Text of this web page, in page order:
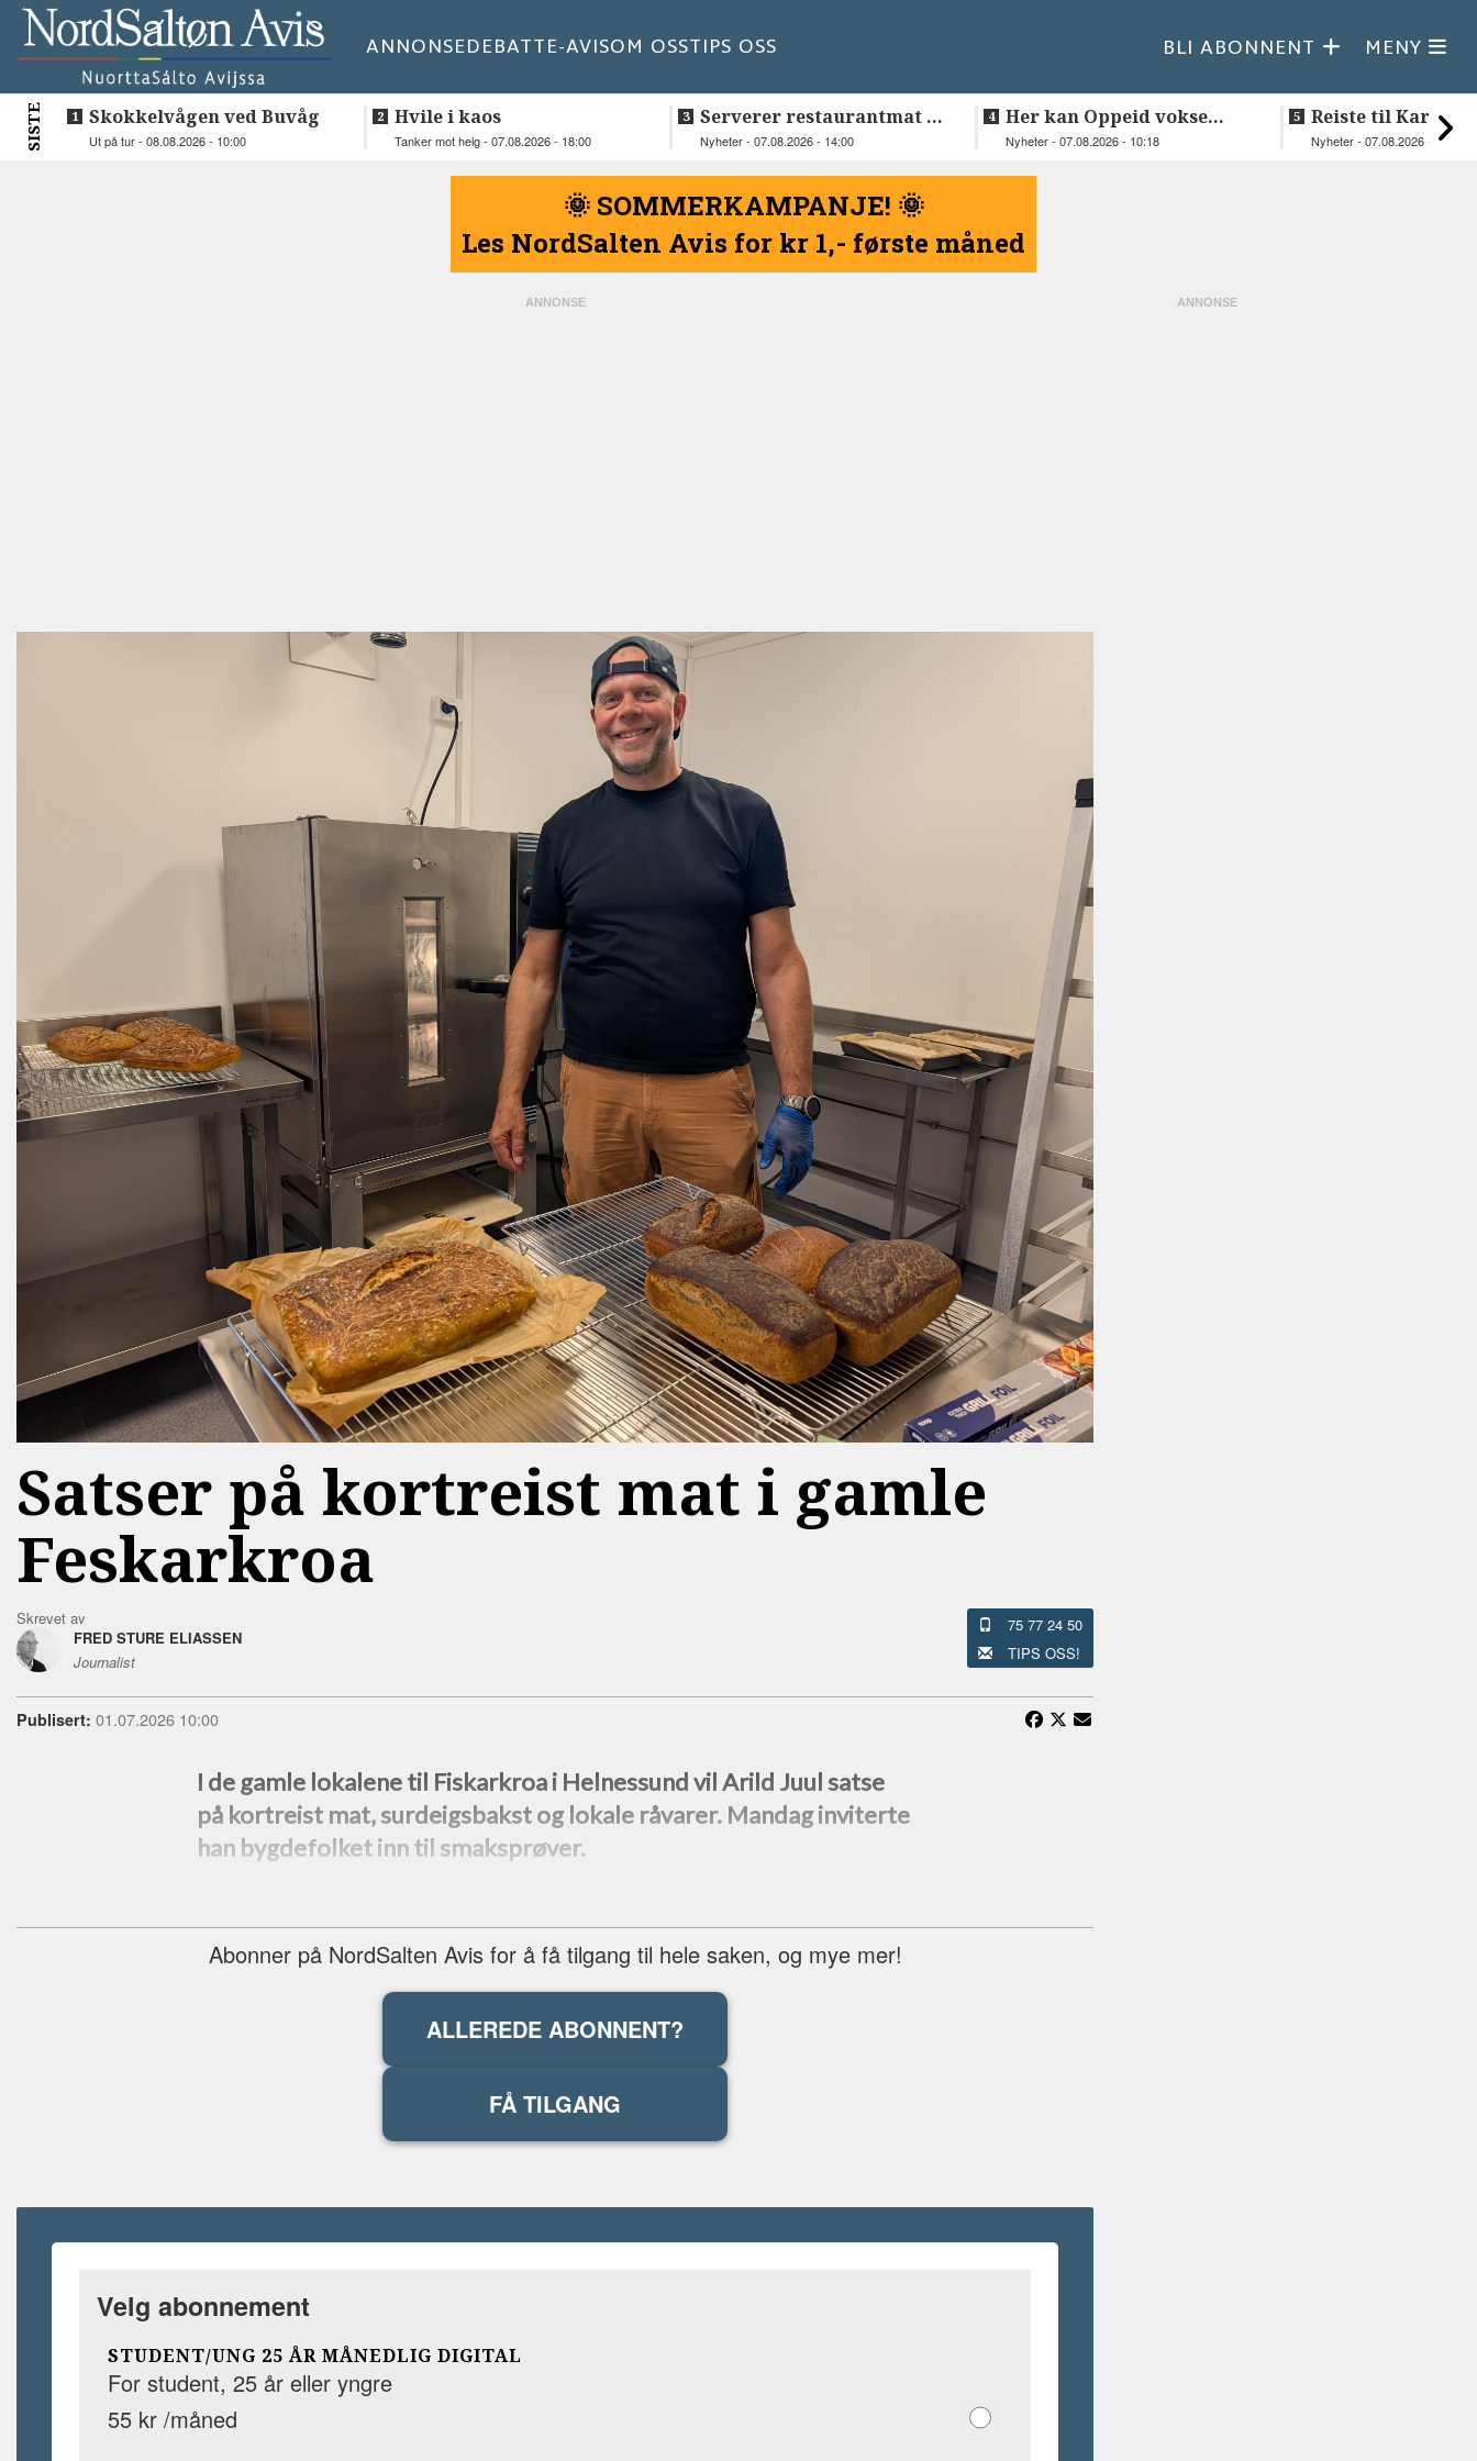
ANNONSEDEBATTE-AVISOM OSSTIPS OSS BLI ABONNENT MENY
SISTE Skokkelvågen ved Buvåg
Ut på tur - 08.08.2026 - 10:00
Hvile i kaos
Tanker mot helg - 07.08.2026 - 18:00
Serverer restaurantmat til
beboerne
Nyheter - 07.08.2026 - 14:00
Her kan Oppeid vokse
videre
Nyheter - 07.08.2026 - 10:18
Reiste til
vie Ellen og
Nyheter - 07.08.2026 - 08:30
🌞 SOMMERKAMPANJE! 🌞
Les NordSalten Avis for kr 1,- første måned
Satser på kortreist mat i gamle
Feskarkroa
Skrevet av
FRED STURE ELIASSEN
Journalist
75 77 24 50
TIPS OSS!
Publisert: 01.07.2026 10:00
I de gamle lokalene til Fiskarkroa i Helnessund vil Arild Juul satse
på kortreist mat, surdeigsbakst og lokale råvarer. Mandag inviterte
han bygdefolket inn til smaksprøver.
Abonner på NordSalten Avis for å få tilgang til hele saken, og mye mer!
ALLEREDE ABONNENT?
FÅ TILGANG
Velg abonnement
STUDENT/UNG 25 ÅR MÅNEDLIG DIGITAL
For student, 25 år eller yngre
55 kr /måned